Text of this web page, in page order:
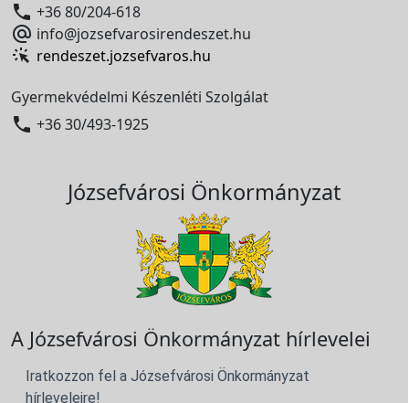
 +36 80/204-618
 info@jozsefvarosirendeszet.hu
rendeszet.jozsefvaros.hu
Gyermekvédelmi Készenléti Szolgálat
 +36 30/493-1925
Józsefvárosi Önkormányzat
A Józsefvárosi Önkormányzat hírlevelei
Iratkozzon fel a Józsefvárosi Önkormányzat
hírleveleire!